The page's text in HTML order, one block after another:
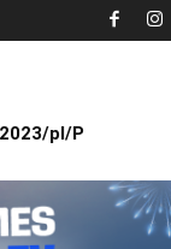
2023/pl/P